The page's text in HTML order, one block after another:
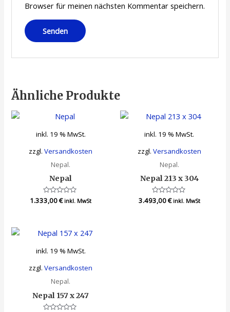
Browser für meinen nächsten Kommentar speichern.
Ähnliche Produkte
inkl. 19 % MwSt.
zzgl.Versandkosten
Nepal.
Nepal
Bewertet
mit
1.333,00€ inkl. MwSt
inkl. 19 % MwSt.
zzgl. Versandkosten
Nepal.
Nepal 213 x 304
Bewertet
mit
3.493,00€ inkl. MwSt
inkl. 19 % MwSt.
zzgl.Versandkosten
Nepal.
Nepal 157 x 247